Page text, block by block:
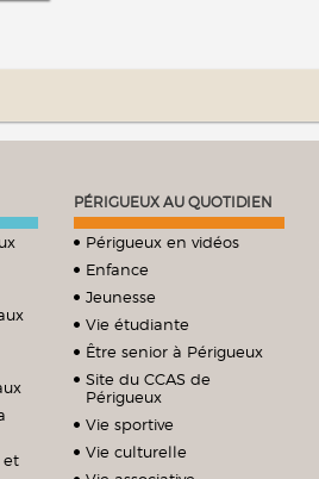
et
PÉRIGUEUX AU QUOTIDIEN
Périgueux en vidéos
Enfance
Jeunesse
Vie étudiante
Être senior à Périgueux
Site du CCAS de
Périgueux
Vie sportive
Vie culturelle